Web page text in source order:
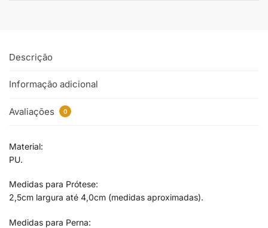
Descrição
Informação adicional
Avaliações 0
Material:
PU.
Medidas para Prótese:
2,5cm largura até 4,0cm (medidas aproximadas).
Medidas para Perna: